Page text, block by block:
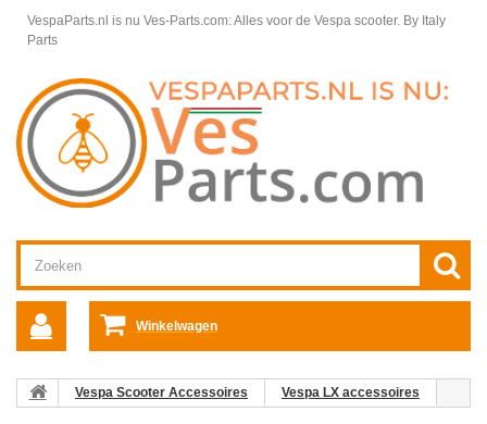
VespaParts.nl is nu Ves-Parts.com: Alles voor de Vespa scooter. By Italy
Parts
Winkelwagen
Vespa Scooter Accessoires
Vespa LX accessoires